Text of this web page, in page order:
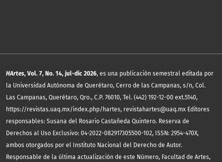
HArtes, Vol. 7, No. 14, jul-dic 2026, es una publicación semestral editada por
la Universidad Autónoma de Querétaro, Cerro de las Campanas, s/n, Col.
Las Campanas, Querétaro, Qro., C.P. 76010, Tel. (442) 192-12-00 ext.5140,
https://revistas.uaq.mx/index.php/hartes, revistahartes@uaq.mx Editores
responsables: Susana del Rosario Castañeda Quintero. Reserva de
Derechos al Uso Exclusivo: 04-2022-082917305500-102, ISSN: 2954-470X,
ambos otorgados por el Instituto Nacional del Derecho de Autor.
Responsable de la última actualización de este Número, Facultad de Artes,